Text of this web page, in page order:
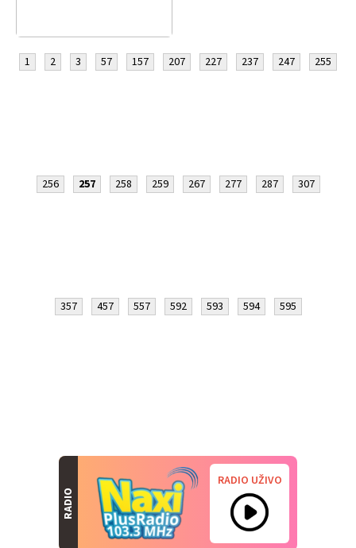
1 2 3 57 157 207 227 237 247 255
256 257 258 259 267 277 287 307
357 457 557 592 593 594 595
RADIO
RADIO UŽIVO